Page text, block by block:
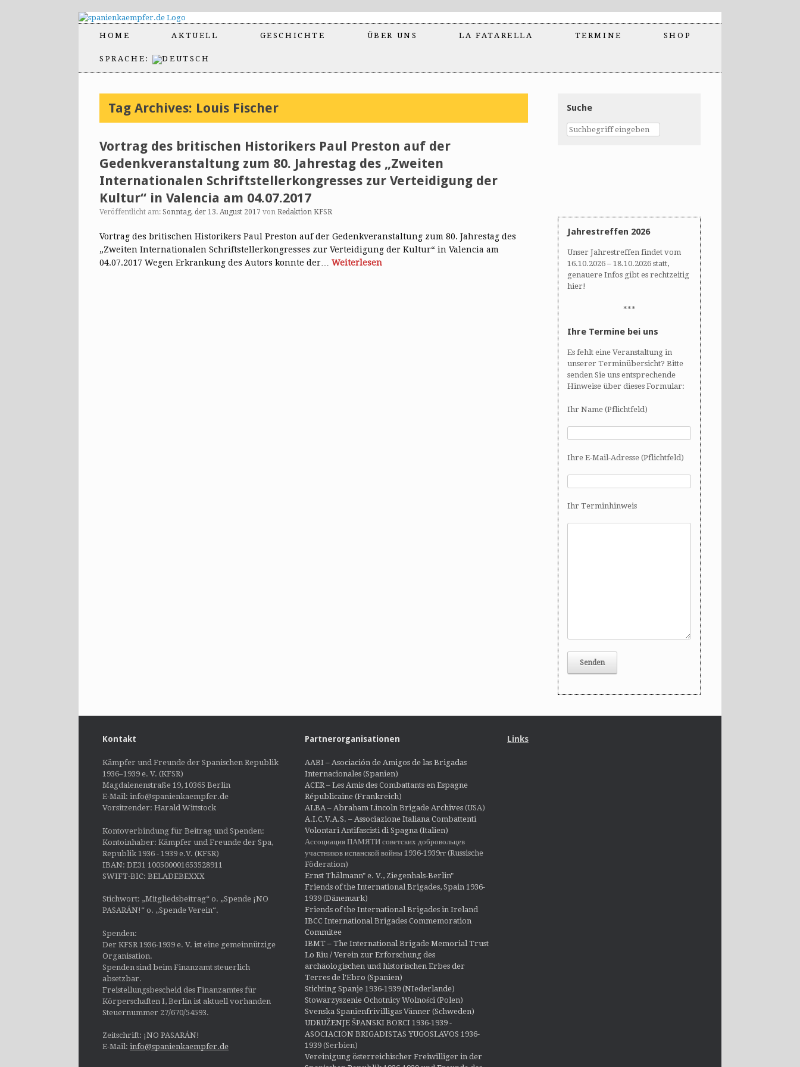
HOME AKTUELL GESCHICHTE ÜBER UNS LA FATARELLA TERMINE SHOP
SPRACHE:
Tag Archives: Louis Fischer
Vortrag des britischen Historikers Paul Preston auf der
Gedenkveranstaltung zum 80. Jahrestag des „Zweiten
Internationalen Schriftstellerkongresses zur Verteidigung der
Kultur“ in Valencia am 04.07.2017
Veröffentlicht am: Sonntag, der 13. August 2017 von Redaktion KFSR
Vortrag des britischen Historikers Paul Preston auf der Gedenkveranstaltung zum 80. Jahrestag des
„Zweiten Internationalen Schriftstellerkongresses zur Verteidigung der Kultur“ in Valencia am
04.07.2017 Wegen Erkrankung des Autors konnte der… Weiterlesen
Suche
Jahrestreffen 2026
Unser Jahrestreffen findet vom
16.10.2026 – 18.10.2026 statt,
genauere Infos gibt es rechtzeitig
hier!
***
Ihre Termine bei uns
Es fehlt eine Veranstaltung in
unserer Terminübersicht? Bitte
senden Sie uns entsprechende
Hinweise über dieses Formular:
Ihr Name (Pflichtfeld)
Ihre E-Mail-Adresse (Pflichtfeld)
Ihr Terminhinweis
Kontakt
Kämpfer und Freunde der Spanischen Republik
1936–1939 e. V. (KFSR)
Magdalenenstraße 19, 10365 Berlin
E-Mail: info@spanienkaempfer.de
Vorsitzender: Harald Wittstock
Kontoverbindung für Beitrag und Spenden:
Kontoinhaber: Kämpfer und Freunde der Spa,
Republik 1936 - 1939 e.V. (KFSR)
IBAN: DE31 100500001653528911
SWIFT-BIC: BELADEBEXXX
Stichwort: „Mitgliedsbeitrag“ o. „Spende ¡NO
PASARÁN!“ o. „Spende Verein“.
Spenden:
Der KFSR 1936-1939 e. V. ist eine gemeinnützige
Organisation.
Spenden sind beim Finanzamt steuerlich
absetzbar.
Freistellungsbescheid des Finanzamtes für
Körperschaften I, Berlin ist aktuell vorhanden
Steuernummer 27/670/54593.
Zeitschrift: ¡NO PASARÁN!
E-Mail: info@spanienkaempfer.de
Partnerorganisationen
AABI – Asociación de Amigos de las Brigadas
Internacionales (Spanien)
ACER – Les Amis des Combattants en Espagne
Républicaine (Frankreich)
ALBA – Abraham Lincoln Brigade Archives(USA)
A.I.C.V.A.S. – Associazione Italiana Combattenti
Volontari Antifascisti di Spagna (Italien)
Ассоциация ПАМЯТИ советских добровольцев
участников испанской войны 1936-1939гг (Russische
Föderation)
Ernst Thälmann" e. V., Ziegenhals-Berlin"
Friends of the International Brigades, Spain 1936-
1939 (Dänemark)
Friends of the International Brigades in Ireland
IBCC International Brigades Commemoration
Commitee
IBMT – The International Brigade Memorial Trust
Lo Riu / Verein zur Erforschung des
archäologischen und historischen Erbes der
Terres de l'Ebro (Spanien)
Stichting Spanje 1936-1939 (NIederlande)
Stowarzyszenie Ochotnicy Wolności (Polen)
Svenska Spanienfrivilligas Vänner (Schweden)
UDRUŽENJE ŠPANSKI BORCI 1936-1939 -
ASOCIACION BRIGADISTAS YUGOSLAVOS 1936-
1939(Serbien)
Vereinigung österreichischer Freiwilliger in der
Links